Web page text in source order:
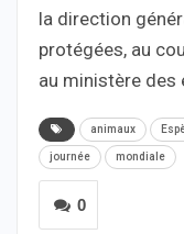
la direction
protégées, au
au ministère des
animaux
journée mondiale
0